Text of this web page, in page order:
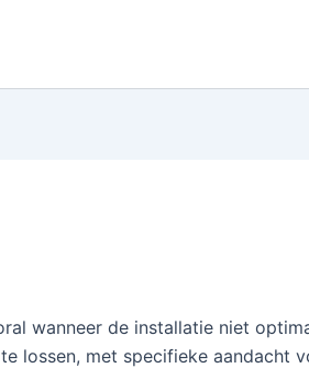
wanneer de installatie niet
lossen, met specifieke aandacht